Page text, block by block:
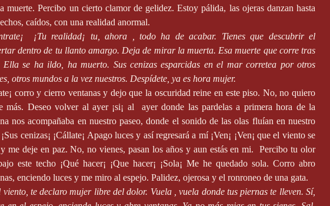
muerte. Percibo un cierto clamor de gelidez. Estoy pálida, las ojeras danzan hasta
caídos, con una realidad anormal.
¡Tu realidad¡ tu, ahora , todo ha de acabar. Tienes que descubrir el
dentro de tu llanto amargo. Deja de mirar la muerta. Esa muerte que corre tras
se ha ildo, ha muerto. Sus cenizas esparcidas en el mar corretea por otros
otros mundos a la vez nuestros. Despídete, ya es hora mujer.
corro y cierro ventanas y dejo que la oscuridad reine en este piso. No, no quiero
más. Deseo volver al ayer ¡si¡ al
ayer donde las pardelas a primera hora de la
nos acompañaba en nuestro paseo, donde el sonido de las olas fluían en nuestro
cenizas¡ ¡Cállate¡ Apago luces y así regresará a mí ¡Ven¡ ¡Ven¡ que el viento se
me deje en paz. No, no vienes, pasan los años y aun estás en mi.
Percibo tu olor
este techo ¡Qué hacer¡ ¡Que hacer¡ ¡Sola¡ Me he quedado sola. Corro abro
enciendo luces y me miro al espejo. Palidez, ojerosa y el ronroneo de una gata.
viento, te declaro mujer libre del dolor. Vuela , vuela donde tus piernas te lleven. Sí,